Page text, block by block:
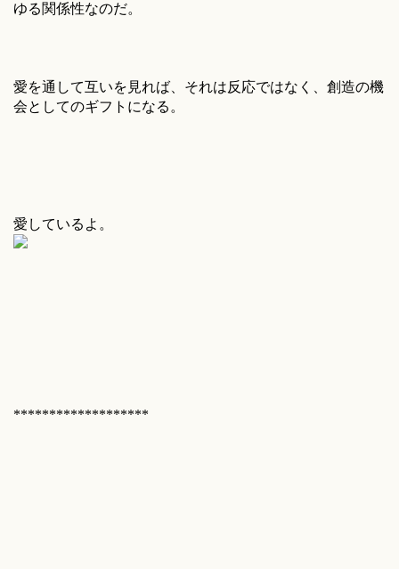
ゆる関係性なのだ。
愛を通して互いを見れば、それは反応ではなく、創造の機
会としてのギフトになる。
愛しているよ。
*******************